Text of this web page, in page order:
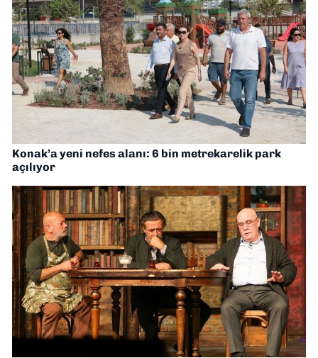
Konak’a yeni nefes alanı: 6 bin metrekarelik park
açılıyor